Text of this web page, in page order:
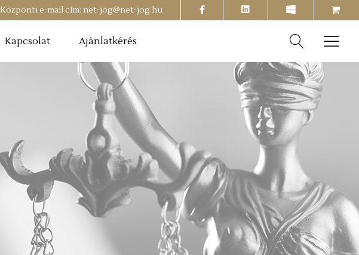
Központi e-mail cím: net-jog@net-jog.hu facebook
shopping-
cart
Kapcsolat Ajánlatkérés